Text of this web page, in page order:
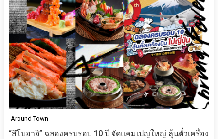
Around Town
“สึโบฮาจิ” ฉลองครบรอบ 10 ปี จัดแคมเปญใหญ่ ลุ้นตั๋วเครื่อง